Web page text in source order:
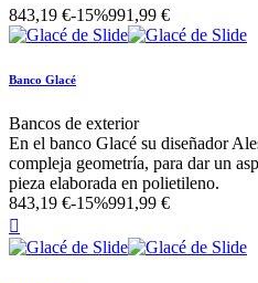
843,19 €-15%991,99 €
Banco Glacé
Bancos de exterior
En el banco Glacé su diseñador
compleja geometría, para dar un
pieza elaborada en polietileno.
843,19 €-15%991,99 €
